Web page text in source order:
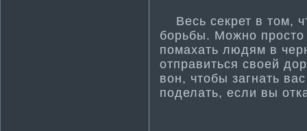
Весь секрет в том,
борьбы. Можно
пома­хать людям в
отправиться своей
вон, чтобы загнать
поделать, если вы